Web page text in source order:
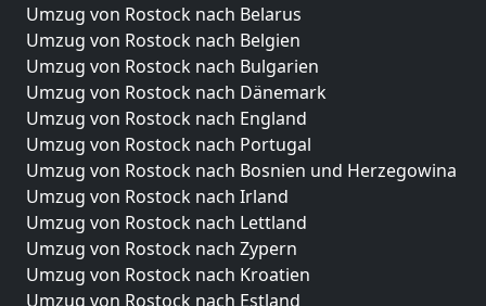
Umzug von Rostock nach Belarus
Umzug von Rostock nach Belgien
Umzug von Rostock nach Bulgarien
Umzug von Rostock nach Dänemark
Umzug von Rostock nach England
Umzug von Rostock nach Portugal
Umzug von Rostock nach Bosnien und Herzegowina
Umzug von Rostock nach Irland
Umzug von Rostock nach Lettland
Umzug von Rostock nach Zypern
Umzug von Rostock nach Kroatien
Umzug von Rostock nach Estland